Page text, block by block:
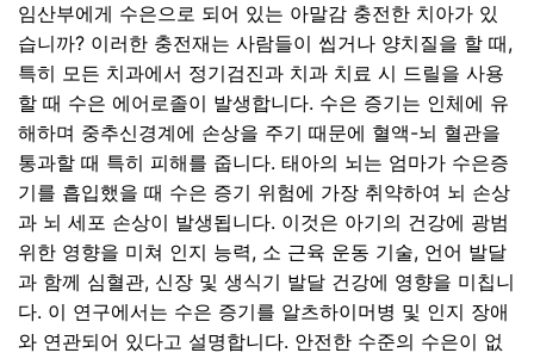
임산부에게 수은으로 되어 있는 아말감 충전한 치아가 있
습니까? 이러한 충전재는 사람들이 씹거나 양치질을 할 때,
특히 모든 치과에서 정기검진과 치과 치료 시 드릴을 사용
할 때 수은 에어로졸이 발생합니다. 수은 증기는 인체에 유
해하며 중추신경계에 손상을 주기 때문에 혈액-뇌 혈관을
통과할 때 특히 피해를 줍니다. 태아의 뇌는 엄마가 수은증
기를 흡입했을 때 수은 증기 위험에 가장 취약하여 뇌 손상
과 뇌 세포 손상이 발생됩니다. 이것은 아기의 건강에 광범
위한 영향을 미쳐 인지 능력, 소 근육 운동 기술, 언어 발달
과 함께 심혈관, 신장 및 생식기 발달 건강에 영향을 미칩니
다. 이 연구에서는 수은 증기를 알츠하이머병 및 인지 장애
와 연관되어 있다고 설명합니다. 안전한 수준의 수은이 없